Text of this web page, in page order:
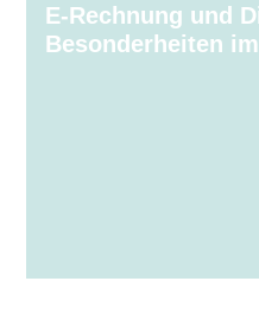
E-Rechnung und
Besonderheiten